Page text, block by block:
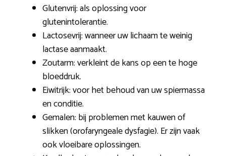
Glutenvrij: als oplossing voor
glutenintolerantie.
Lactosevrij: wanneer uw lichaam te weinig
lactase aanmaakt.
Zoutarm: verkleint de kans op een te hoge
bloeddruk.
Eiwitrijk: voor het behoud van uw spiermassa
en conditie.
Gemalen: bij problemen met kauwen of
slikken (orofaryngeale dysfagie). Er zijn vaak
ook vloeibare oplossingen.